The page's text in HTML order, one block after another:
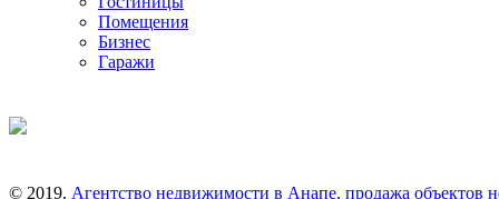
Помещения
Бизнес
Гаражи
© 2019. Агентство недвижимости в Анапе, продажа объектов